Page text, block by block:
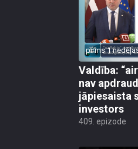
pirms 1
Valdība:
nav
jāpiesaista
investors
409. epizode